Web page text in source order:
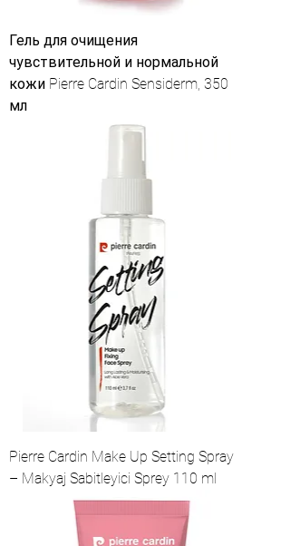
Гель для очищения
чувствительной и нормальной
кожи Pierre Cardin Sensiderm, 350
мл
Pierre Cardin Make Up Setting Spray
– Makyaj Sabitleyici Sprey 110 ml